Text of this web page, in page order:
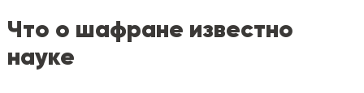
Что о шафране известно
науке